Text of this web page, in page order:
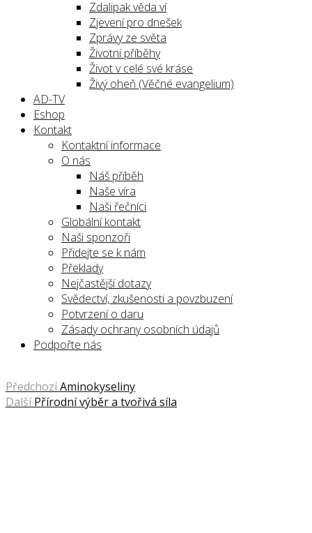
Zdalipak věda ví
Zjevení pro dnešek
Zprávy ze světa
Životní příběhy
Život v celé své kráse
Živý oheň (Věčné evangelium)
AD-TV
Eshop
Kontakt
Kontaktní informace
O nás
Náš příběh
Naše víra
Naši řečníci
Globální kontakt
Naši sponzoři
Přidejte se k nám
Překlady
Nejčastější dotazy
Svědectví, zkušenosti a povzbuzení
Potvrzení o daru
Zásady ochrany osobních údajů
Podpořte nás
PředchozíAminokyseliny
Další Přírodní výběr a tvořivá síla